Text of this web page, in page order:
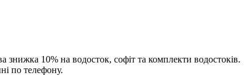
знижка 10% на водосток, софіт та комплекти водостоків.
по телефону.